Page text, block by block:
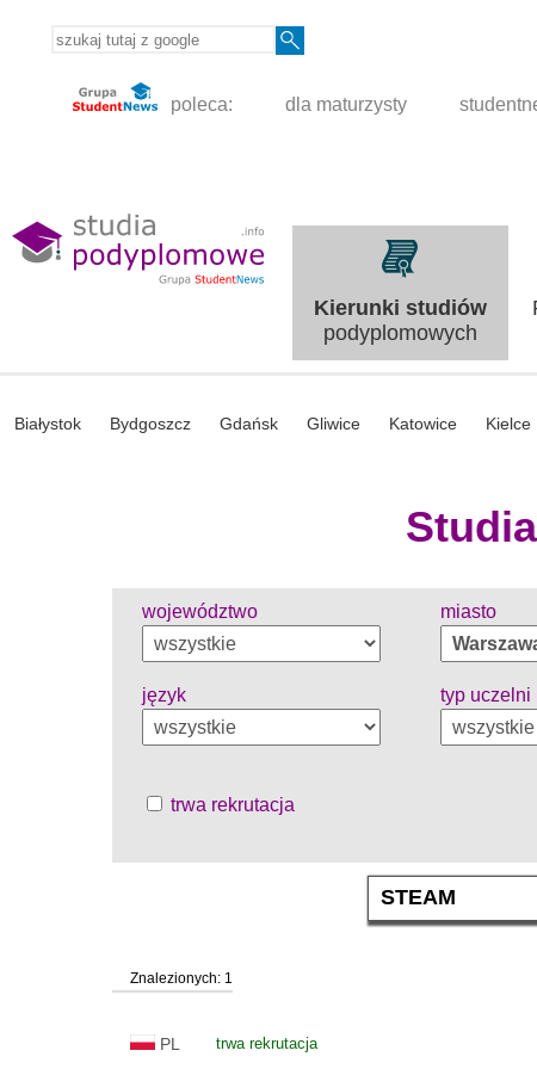
poleca: dla maturzysty
Kierunki studiów
podyplomowych
Białystok Bydgoszcz Gdańsk Gliwice Katowice Kielce
województwo miasto
język typ uczelni
trwa rekrutacja
Znalezionych: 1
PL trwa rekrutacja